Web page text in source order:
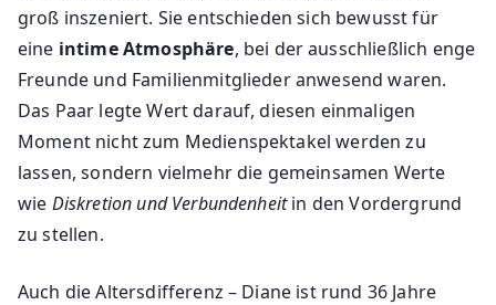
groß inszeniert. Sie entschieden sich bewusst für
eine intime Atmosphäre, bei der ausschließlich enge
Freunde und Familienmitglieder anwesend waren.
Das Paar legte Wert darauf, diesen einmaligen
Moment nicht zum Medienspektakel werden zu
lassen, sondern vielmehr die gemeinsamen Werte
wie Diskretion und Verbundenheitin den Vordergrund
zu stellen.
Auch die Altersdifferenz – Diane ist rund 36 Jahre